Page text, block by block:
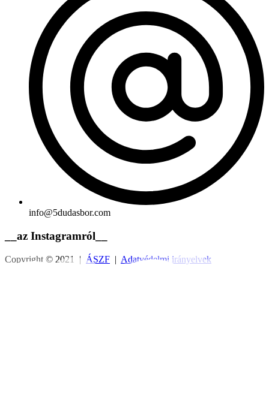
info@5dudasbor.com
__az Instagramról__
Copyright © 2021 | ÁSZF | Adatvédelmi irányelvek